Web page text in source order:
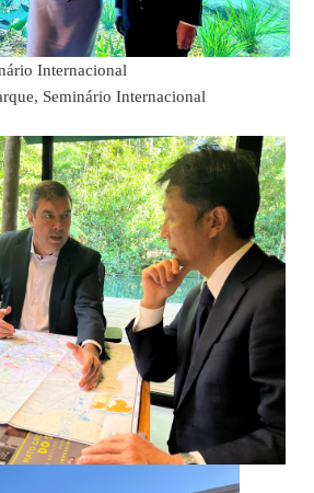
Internacional
Seminário Internacional